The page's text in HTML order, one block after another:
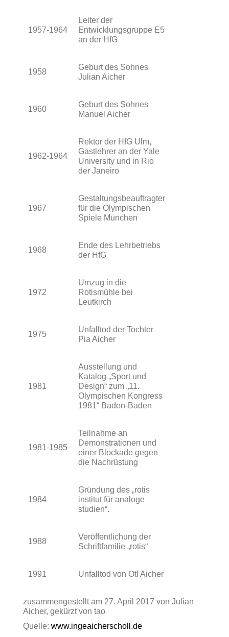
1957-1964
Leiter der
Entwicklungsgruppe E5
an der HfG
1958
Geburt des Sohnes
Julian Aicher
1960
Geburt des Sohnes
Manuel Aicher
1962-1964
Rektor der HfG Ulm,
Gastlehrer an der Yale
University und in Rio
der Janeiro
1967
Gestaltungsbeauftragter
für die Olympischen
Spiele München
1968
Ende des Lehrbetriebs
der HfG
1972
Umzug in die
Rotismühle bei
Leutkirch
1975
Unfalltod der Tochter
Pia Aicher
1981
Ausstellung und
Katalog „Sport und
Design“ zum „11.
Olympischen Kongress
1981“ Baden-Baden
1981-1985
Teilnahme an
Demonstrationen und
einer Blockade gegen
die Nachrüstung
1984
Gründung des „rotis
institut für analoge
studien“.
1988
Veröffentlichung der
Schriftfamilie „rotis“
1991 Unfalltod von Otl Aicher
zusammengestellt am 27. April 2017 von Julian
Aicher, gekürzt von tao
Quelle: www.ingeaicherscholl.de